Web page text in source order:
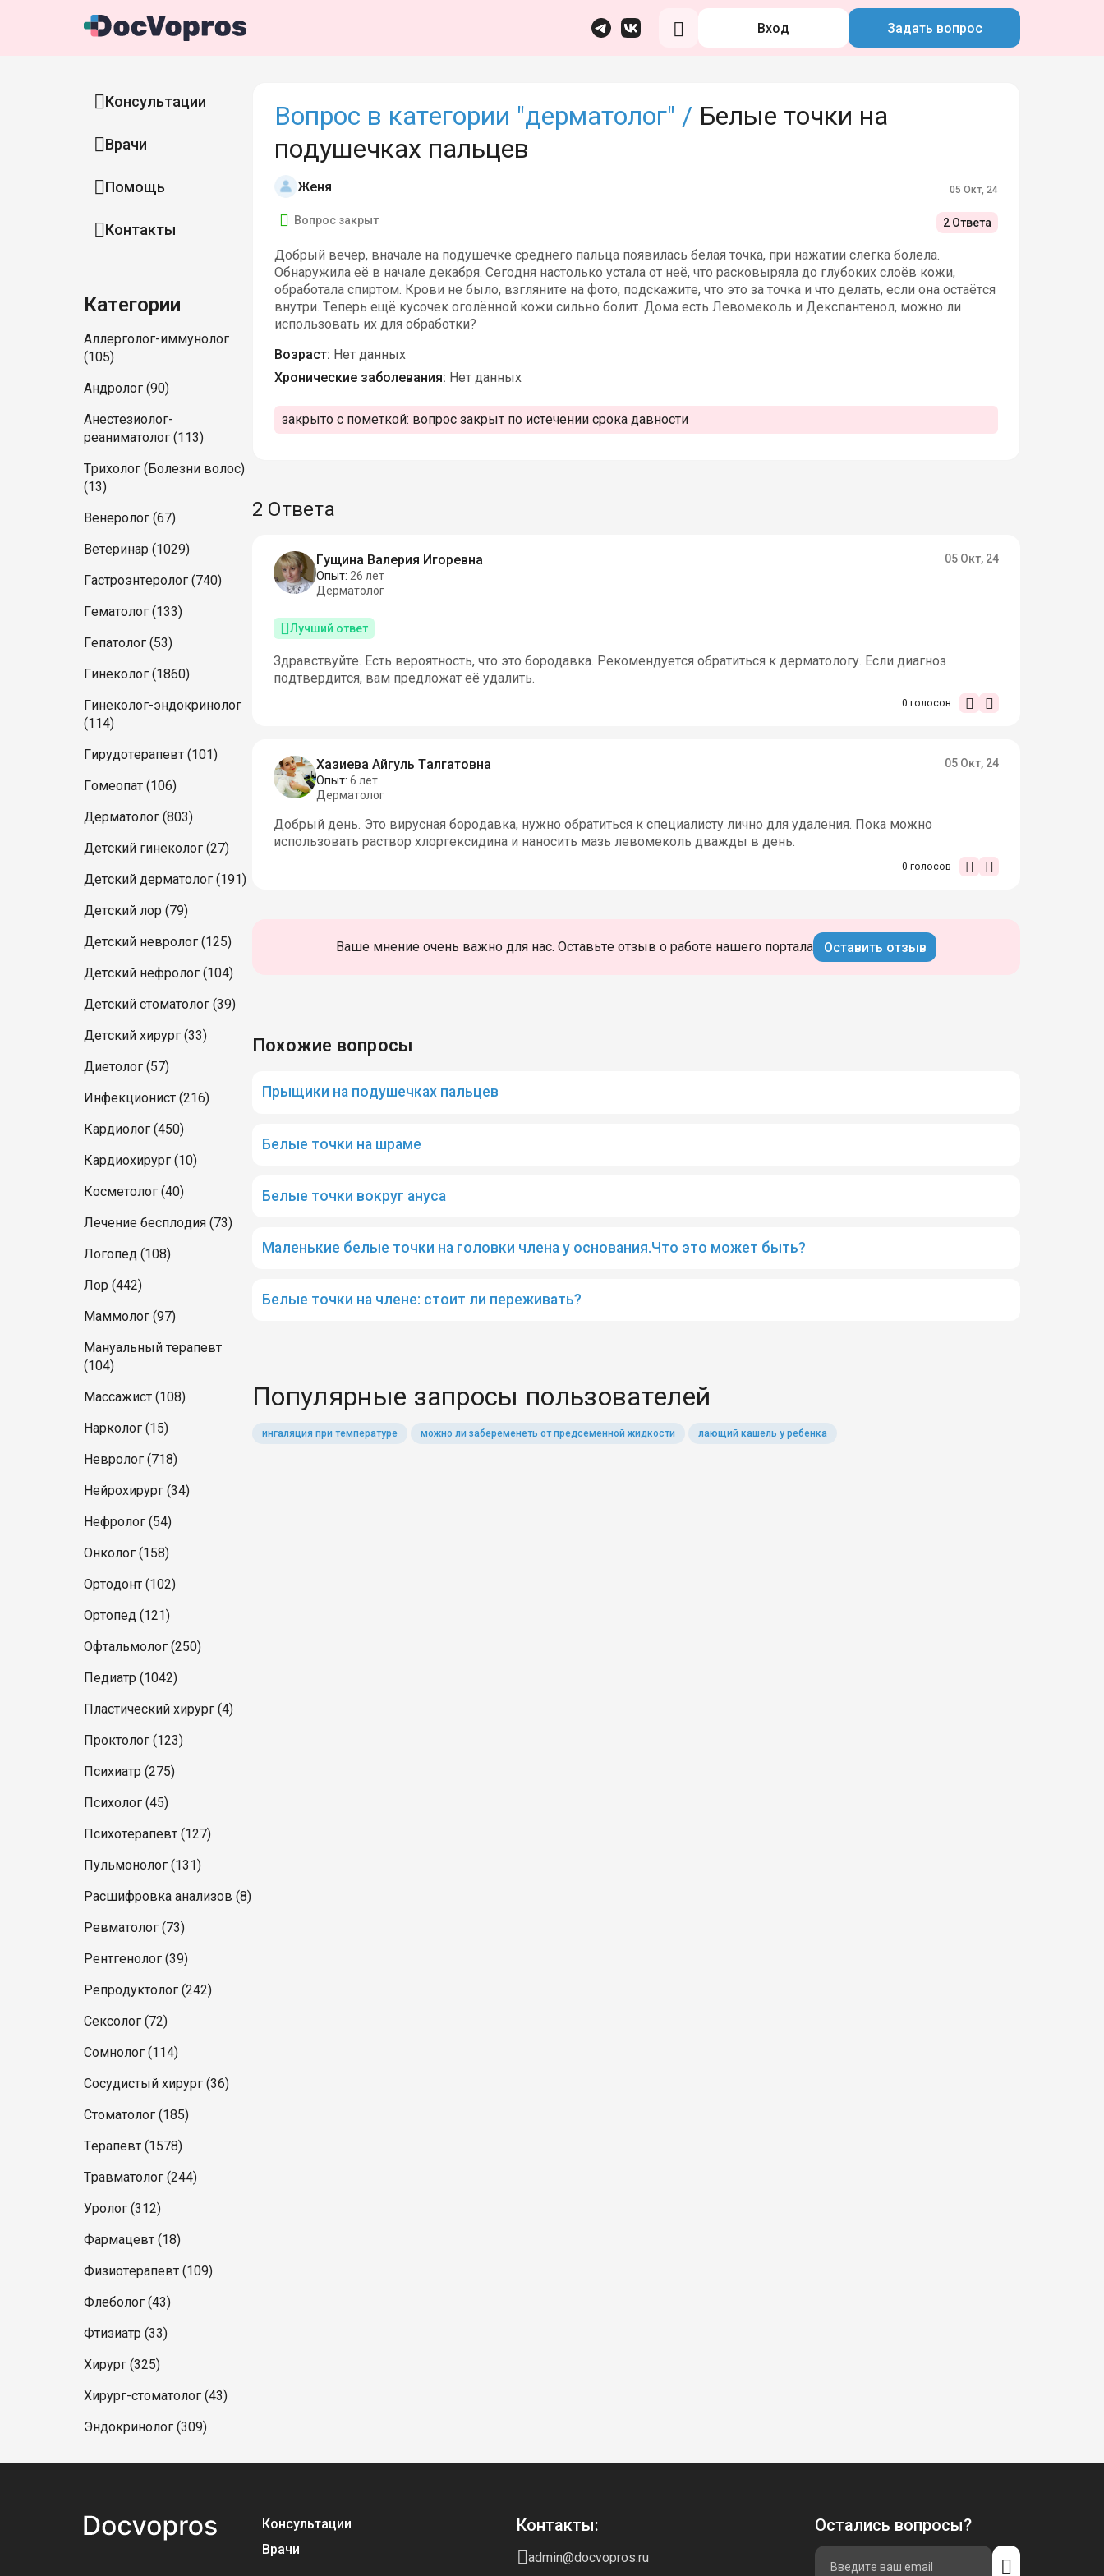
Вход Задать вопрос
Консультации
Врачи
Помощь
Контакты
Категории
Аллерголог-иммунолог
(105)
Андролог (90)
Анестезиолог-
реаниматолог (113)
Трихолог (Болезни волос)
(13)
Венеролог (67)
Ветеринар (1029)
Гастроэнтеролог (740)
Гематолог (133)
Гепатолог (53)
Гинеколог (1860)
Гинеколог-эндокринолог
(114)
Гирудотерапевт (101)
Гомеопат (106)
Дерматолог (803)
Детский гинеколог (27)
Детский дерматолог (191)
Детский лор (79)
Детский невролог (125)
Детский нефролог (104)
Детский стоматолог (39)
Детский хирург (33)
Диетолог (57)
Инфекционист (216)
Кардиолог (450)
Кардиохирург (10)
Косметолог (40)
Лечение бесплодия (73)
Логопед (108)
Лор (442)
Маммолог (97)
Мануальный терапевт
(104)
Массажист (108)
Нарколог (15)
Невролог (718)
Нейрохирург (34)
Нефролог (54)
Онколог (158)
Ортодонт (102)
Ортопед (121)
Офтальмолог (250)
Педиатр (1042)
Пластический хирург (4)
Проктолог (123)
Психиатр (275)
Психолог (45)
Психотерапевт (127)
Пульмонолог (131)
Расшифровка анализов (8)
Ревматолог (73)
Рентгенолог (39)
Репродуктолог (242)
Сексолог (72)
Сомнолог (114)
Сосудистый хирург (36)
Стоматолог (185)
Терапевт (1578)
Травматолог (244)
Уролог (312)
Фармацевт (18)
Физиотерапевт (109)
Флеболог (43)
Фтизиатр (33)
Хирург (325)
Хирург-стоматолог (43)
Эндокринолог (309)
Вопрос в категории "дерматолог" / Белые точки на
подушечках пальцев
Женя 05 Окт, 24
Вопрос закрыт 2 Ответа
Добрый вечер, вначале на подушечке среднего пальца появилась белая точка, при нажатии слегка болела.
Обнаружила её в начале декабря. Сегодня настолько устала от неё, что расковыряла до глубоких слоёв кожи,
обработала спиртом. Крови не было, взгляните на фото, подскажите, что это за точка и что делать, если она остаётся
внутри. Теперь ещё кусочек оголённой кожи сильно болит. Дома есть Левомеколь и Декспантенол, можно ли
использовать их для обработки?
Возраст: Нет данных
Хронические заболевания: Нет данных
закрыто с пометкой: вопрос закрыт по истечении срока давности
2 Ответа
Гущина Валерия Игоревна
Опыт: 26 лет
Дерматолог
05 Окт, 24
Лучший ответ
Здравствуйте. Есть вероятность, что это бородавка. Рекомендуется обратиться к дерматологу. Если диагноз
подтвердится, вам предложат её удалить.
0 голосов
Хазиева Айгуль Талгатовна
Опыт: 6 лет
Дерматолог
05 Окт, 24
Добрый день. Это вирусная бородавка, нужно обратиться к специалисту лично для удаления. Пока можно
использовать раствор хлоргексидина и наносить мазь левомеколь дважды в день.
0 голосов
Ваше мнение очень важно для нас. Оставьте отзыв о работе нашего портала Оставить отзыв
Похожие вопросы
Прыщики на подушечках пальцев
Белые точки на шраме
Белые точки вокруг ануса
Маленькие белые точки на головки члена у основания.Что это может быть?
Белые точки на члене: стоит ли переживать?
Популярные запросы пользователей
ингаляция при температуре можно ли забеременеть от предсеменной жидкости лающий кашель у ребенка
Консультации
Врачи
Контакты:
admin@docvopros.ru
Остались вопросы?